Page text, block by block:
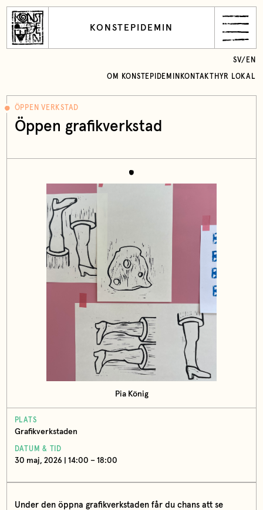
KONSTEPIDEMIN
OM KONSTEPIDEMIN KONTAKT HYR LOKAL
SV/ EN
ÖPPEN VERKSTAD
Öppen grafikverkstad
Pia König
PLATS
Grafikverkstaden
DATUM & TID
30 maj, 2026 | 14:00 – 18:00
Under den öppna grafikverkstaden får du chans att se